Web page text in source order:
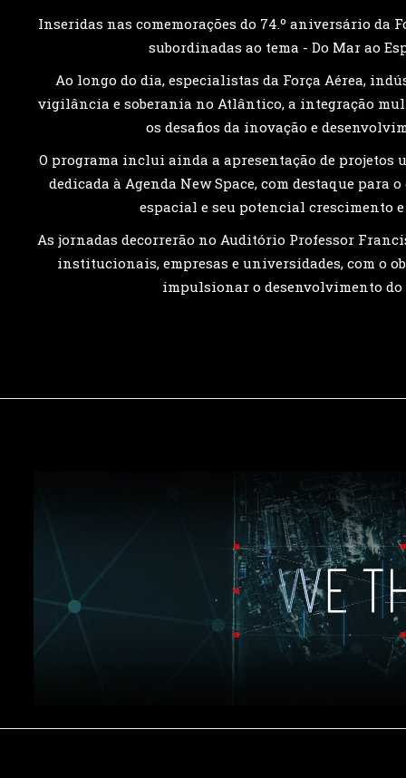
Inseridas nas comemorações do 74.º aniversário da
subordinadas ao tema - Do Mar ao
Ao longo do dia, especialistas da Força Aérea,
vigilância e soberania no Atlântico, a integração
os desafios da inovação e
O programa inclui ainda a apresentação de
dedicada à Agenda New Space, com destaque
espacial e seu potencial crescimento
As jornadas decorrerão no Auditório Professor
institucionais, empresas e universidades, com o
impulsionar o desenvolvimento